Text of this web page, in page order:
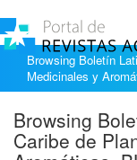
Browsing Boletín
Medicinales y
Browsing
Caribe de